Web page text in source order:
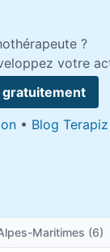
?
votre
• Blog Terapiz
Maritimes (6)